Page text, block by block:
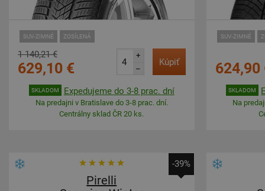
SUV-ZIMNÉ ZOSÍLENÁ
1 140,21 €
629,10 €
+
–
Kúpiť
SKLADOM Expedujeme do 3-8 prac. dní
Na predajni v Bratislave do 3-8 prac. dní.
Centrálny sklad ČR 20 ks.
SUV-ZIMNÉ
624,90
SKLADOM
Na
-39%
Pirelli